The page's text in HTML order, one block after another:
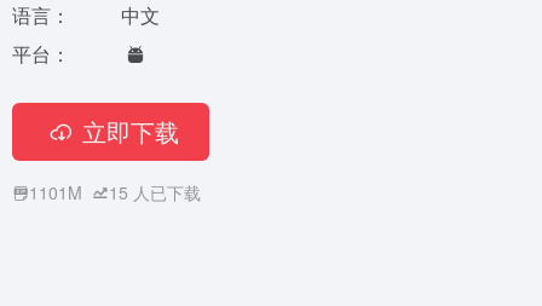
语言：
中文
平台：
立即下载
1101M 15 人已下载